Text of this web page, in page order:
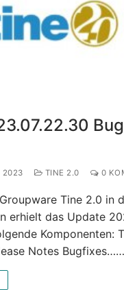
2023 TINE 2.0 0
Tine 2.0 in
erhielt das Update
Komponenten:
Notes Bugfixes……